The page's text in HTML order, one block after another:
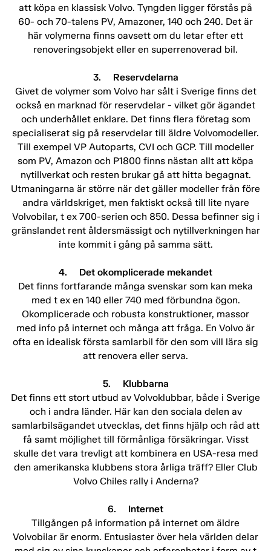
att köpa en klassisk Volvo. Tyngden ligger förstås på
60- och 70-talens PV, Amazoner, 140 och 240. Det är
här volymerna finns oavsett om du letar efter ett
renoveringsobjekt eller en superrenoverad bil.
3. Reservdelarna
Givet de volymer som Volvo har sålt i Sverige finns det
också en marknad för reservdelar - vilket gör ägandet
och underhållet enklare. Det finns flera företag som
specialiserat sig på reservdelar till äldre Volvomodeller.
Till exempel VP Autoparts, CVI och GCP. Till modeller
som PV, Amazon och P1800 finns nästan allt att köpa
nytillverkat och resten brukar gå att hitta begagnat.
Utmaningarna är större när det gäller modeller från före
andra världskriget, men faktiskt också till lite nyare
Volvobilar, t ex 700-serien och 850. Dessa befinner sig i
gränslandet rent åldersmässigt och nytillverkningen har
inte kommit i gång på samma sätt.
4. Det okomplicerade mekandet
Det finns fortfarande många svenskar som kan meka
med t ex en 140 eller 740 med förbundna ögon.
Okomplicerade och robusta konstruktioner, massor
med info på internet och många att fråga. En Volvo är
ofta en idealisk första samlarbil för den som vill lära sig
att renovera eller serva.
5. Klubbarna
Det finns ett stort utbud av Volvoklubbar, både i Sverige
och i andra länder. Här kan den sociala delen av
samlarbilsägandet utvecklas, det finns hjälp och råd att
få samt möjlighet till förmånliga försäkringar. Visst
skulle det vara trevligt att kombinera en USA-resa med
den amerikanska klubbens stora årliga träff? Eller Club
Volvo Chiles rally i Anderna?
6. Internet
Tillgången på information på internet om äldre
Volvobilar är enorm. Entusiaster över hela världen delar